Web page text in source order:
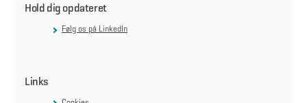
Hold dig opdateret
Følg os på LinkedIn
Links